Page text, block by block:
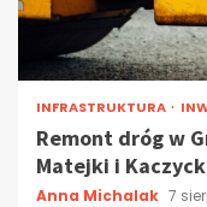
INFRASTRUKTURA
Remont dróg w
Matejki i
Anna Michalak 7